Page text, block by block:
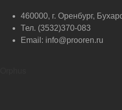
460000, г. Оренбург,
Тел. (3532)370-083
Email: info@prooren.ru